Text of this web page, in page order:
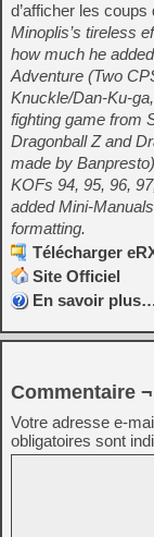
d’afficher les coups
Minoplis’s tireless
how much he
Adventure (Two
Knuckle/Dan-Ku-
fighting game from
Dragonball Z and
made by
KOFs 94, 95, 96,
added Mini-
formatting.
Télécharger
Site Officiel
En savoir
Commentaire ¬
Votre adresse e-
obligatoires sont